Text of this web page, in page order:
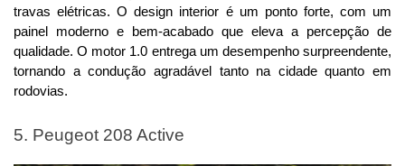
travas elétricas. O design interior é um ponto forte, com um
painel moderno e bem-acabado que eleva a percepção de
qualidade. O motor 1.0 entrega um desempenho surpreendente,
tornando a condução agradável tanto na cidade quanto em
rodovias.
5. Peugeot 208 Active